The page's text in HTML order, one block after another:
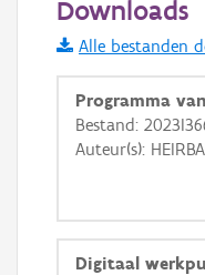
Informatie
i
+ −
Downloads
Alle bestanden
Programma
Bestand:
Auteur(s):
Digitaal